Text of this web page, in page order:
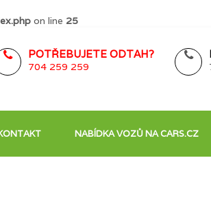
on line 25
POTŘEBUJETE ODTAH?
704 259 259
NABÍDKA VOZŮ NA CARS.CZ